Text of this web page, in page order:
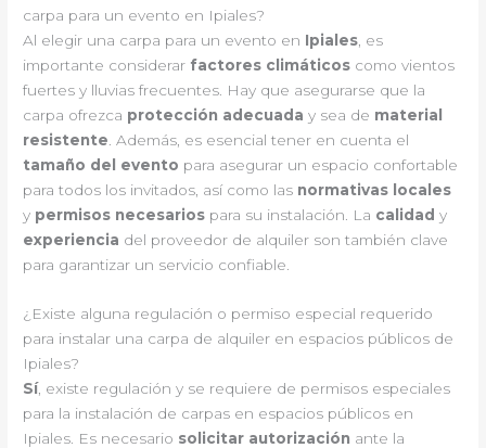
carpa para un evento en Ipiales?
Al elegir una carpa para un evento en Ipiales , es
importante considerar factores climáticos como vientos
fuertes y lluvias frecuentes. Hay que asegurarse que la
carpa ofrezca protección adecuada y sea de material
resistente . Además, es esencial tener en cuenta el
tamaño del evento para asegurar un espacio confortable
para todos los invitados, así como las normativas locales
y permisos necesarios para su instalación. La calidad y
experiencia del proveedor de alquiler son también clave
para garantizar un servicio confiable.
¿Existe alguna regulación o permiso especial requerido
para instalar una carpa de alquiler en espacios públicos de
Ipiales?
Sí, existe regulación y se requiere de permisos especiales
para la instalación de carpas en espacios públicos en
Ipiales. Es necesario solicitar autorización ante la